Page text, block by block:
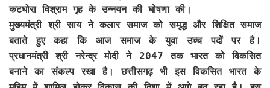
कटघोरा विश्राम गृह के उन्नयन की घोषणा की।
मुख्यमंत्री श्री साय ने कलार समाज को समृद्ध और शिक्षित समाज
बताते हुए कहा कि आज समाज के युवा उच्च पदों पर है।
प्रधानमंत्री श्री नरेन्द्र मोदी ने 2047 तक भारत को विकसित
बनाने का संकल्प रखा है। छत्तीसगढ़ भी इस विकसित भारत के